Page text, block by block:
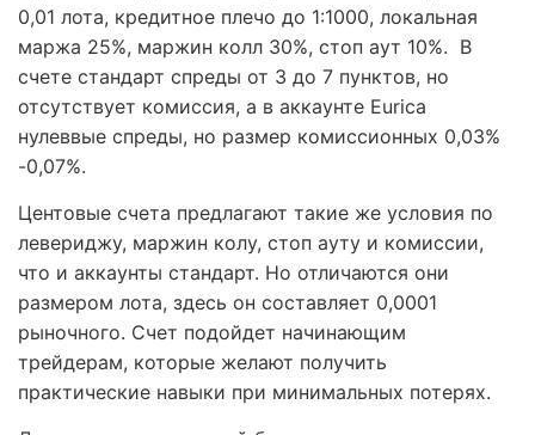
0,01 лота, кредитное плечо до 1:1000, локальная
маржа 25%, маржин колл 30%, стоп аут 10%. В
счете стандарт спреды от 3 до 7 пунктов, но
отсутствует комиссия, а в аккаунте Eurica
нулеввые спреды, но размер комиссионных 0,03%
-0,07%.
Центовые счета предлагают такие же условия по
левериджу, маржин колу, стоп ауту и комиссии,
что и аккаунты стандарт. Но отличаются они
размером лота, здесь он составляет 0,0001
рыночного. Счет подойдет начинающим
трейдерам, которые желают получить
практические навыки при минимальных потерях.